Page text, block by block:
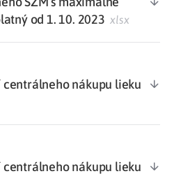
od 1. 10. 2023 xlsx
nákupu lieku
nákupu lieku